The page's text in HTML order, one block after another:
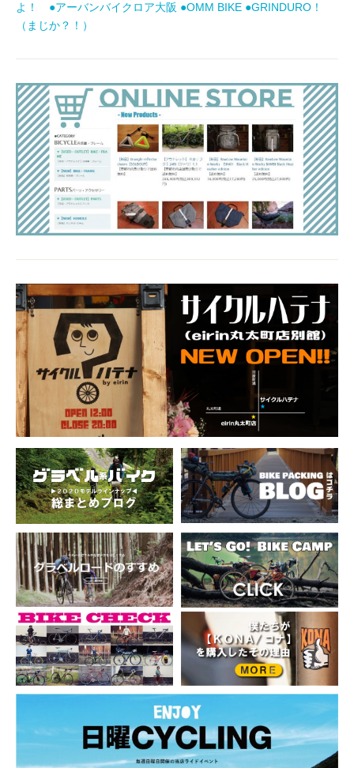
よ！ ●アーバンバイクロア大阪 ●OMM BIKE ●GRINDURO！
（まじか？！）